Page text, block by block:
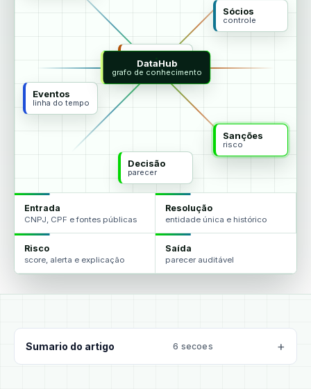
Sócios
controle
Eventos
linha do tempo
Sanções
risco
agentes
Decisão
parecer
DataHub
grafo de conhecimento
Entrada
CNPJ, CPF e fontes públicas
Resolução
entidade única e histórico
Risco
score, alerta e explicação
Saída
parecer auditável
Sumario do artigo 6 secoes